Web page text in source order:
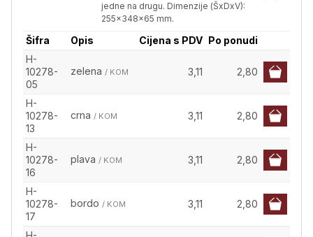
jedne na drugu. Dimenzije (ŠxDxV):
255x348x65 mm.
Šifra Opis Cijena s PDV Po ponudi
H-
10278-
05
zelena / KOM 3,11 2,80
H-
10278-
13
crna / KOM 3,11 2,80
H-
10278-
16
plava / KOM 3,11 2,80
H-
10278-
17
bordo / KOM 3,11 2,80